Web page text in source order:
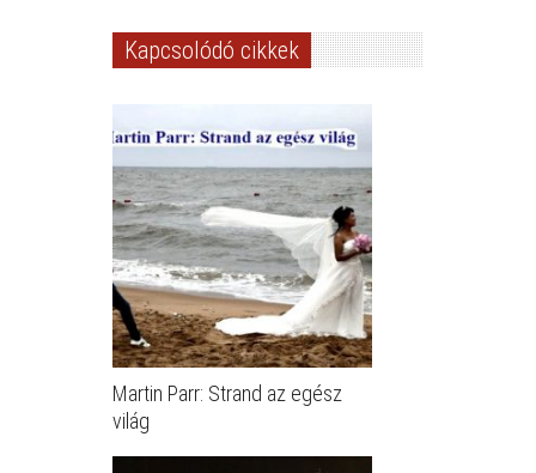
Kapcsolódó cikkek
Martin Parr: Strand az egész
világ